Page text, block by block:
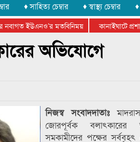
♦ সাহিত্য চেম্বার ♦ স্বাস্থ্য চেম্বার
ইউএনও’র মতবিনিময় কানাইঘাটে
কর্মশালা সম্পন্নঅভিযোগে
নিজস্ব সংবাদদাতাঃ
জোরপূর্বক বলাৎকারের
সমকামীদের পক্ষের সর্ববৃহৎ